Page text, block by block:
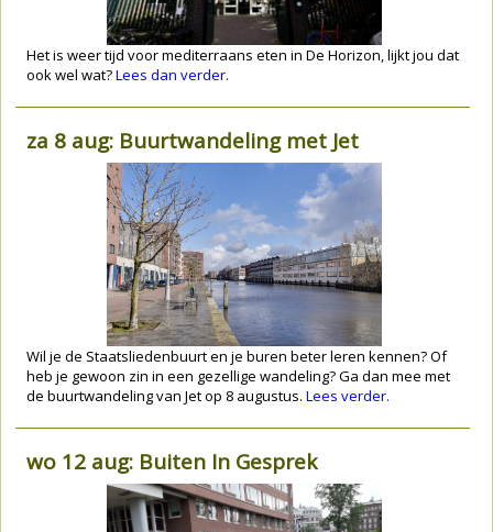
Het is weer tijd voor mediterraans eten in De Horizon, lijkt jou dat
ook wel wat?Lees dan verder.
za 8 aug: Buurtwandeling met Jet
Wil je de Staatsliedenbuurt en je buren beter leren kennen? Of
heb je gewoon zin in een gezellige wandeling? Ga dan mee met
de buurtwandeling van Jet op 8 augustus. Lees verder.
wo 12 aug: Buiten In Gesprek